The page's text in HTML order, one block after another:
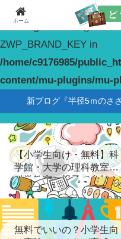
Warning
: constant():
ZWP_BRAND_KEY in
/home/c9176985/
content/mu-plugins/mu-
新ブログ『半径5ｍのさ
【小学生向け・無料】科
学館・大学の理科教室・
科学教室に親子で参加！
無料でいいの？小学生向
ホーム